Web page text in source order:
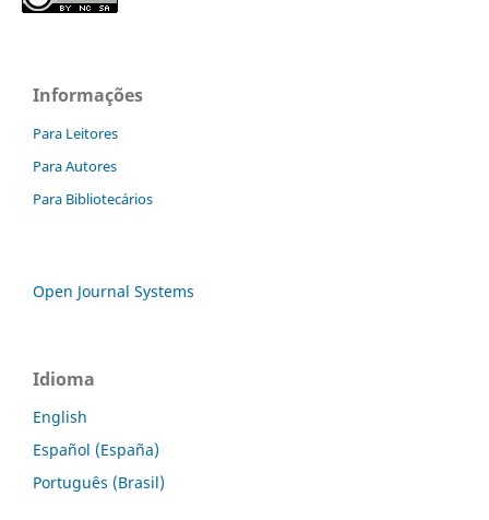
Informações
Para Leitores
Para Autores
Para Bibliotecários
Open Journal Systems
Idioma
English
Español (España)
Português (Brasil)